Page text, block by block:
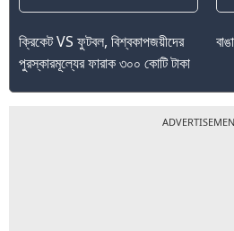
ADVERTISEMENT